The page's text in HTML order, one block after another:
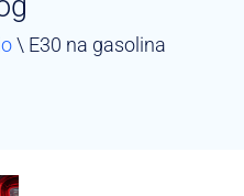
\ E30 na gasolina